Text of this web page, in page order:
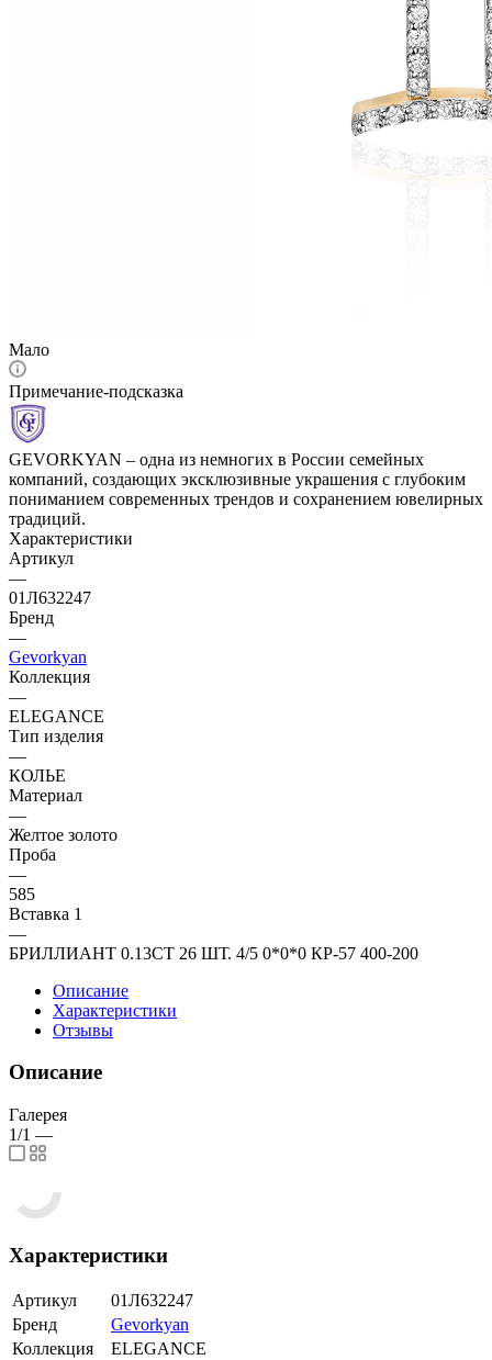
Мало
Примечание-подсказка
GEVORKYAN – одна из немногих в России семейных
компаний, создающих эксклюзивные украшения с глубоким
пониманием современных трендов и сохранением ювелирных
традиций.
Характеристики
Артикул
—
01Л632247
Бренд
—
Gevorkyan
Коллекция
—
ELEGANCE
Тип изделия
—
КОЛЬЕ
Материал
—
Желтое золото
Проба
—
585
Вставка 1
—
БРИЛЛИАНТ 0.13CT 26 ШТ. 4/5 0*0*0 КР-57 400-200
Описание
Характеристики
Отзывы
Описание
Галерея
1/1 —
Характеристики
Артикул
01Л632247
Бренд
Gevorkyan
Коллекция
ELEGANCE